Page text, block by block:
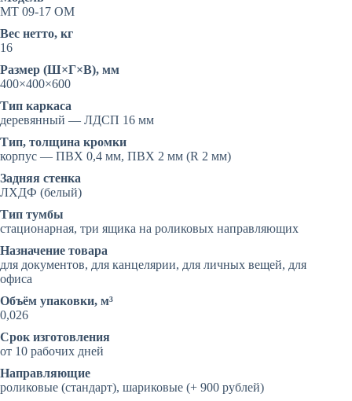
тремя
ящиками
МТ 09-17 ОМ
Вес нетто, кг
16
Размер (Ш×Г×В), мм
400×400×600
Тип каркаса
деревянный — ЛДСП 16 мм
Тип, толщина кромки
корпус — ПВХ 0,4 мм, ПВХ 2 мм (R 2 мм)
Задняя стенка
ЛХДФ (белый)
Тип тумбы
стационарная, три ящика на роликовых направляющих
Назначение товара
для документов, для канцелярии, для личных вещей, для
офиса
Объём упаковки, м³
0,026
Срок изготовления
от 10 рабочих дней
Направляющие
роликовые (стандарт), шариковые (+ 900 рублей)